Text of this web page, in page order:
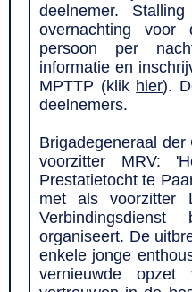
deelnemer.
overnachting
persoon per
informatie en
MPTTP (klik hier).
deelnemers.
Brigadegeneraal der
voorzitter MRV:
Prestatietocht te
met als voorzitter
organiseert. De
enkele jonge
vernieuwde